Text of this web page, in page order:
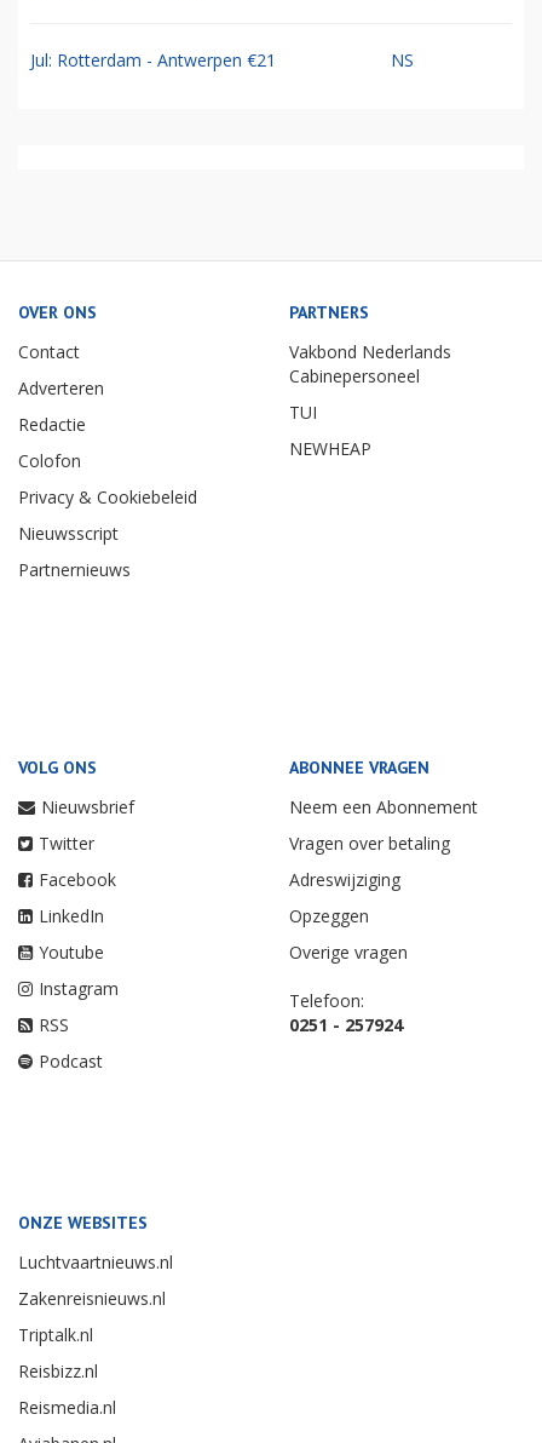
Jul: Rotterdam - Antwerpen €21 NS
OVER ONS
Contact
Adverteren
Redactie
Colofon
Privacy & Cookiebeleid
Nieuwsscript
Partnernieuws
PARTNERS
Vakbond Nederlands
Cabinepersoneel
TUI
NEWHEAP
VOLG ONS
Nieuwsbrief
Twitter
Facebook
LinkedIn
Youtube
Instagram
RSS
Podcast
ABONNEE VRAGEN
Neem een Abonnement
Vragen over betaling
Adreswijziging
Opzeggen
Overige vragen
Telefoon:
0251 - 257924
ONZE WEBSITES
Luchtvaartnieuws.nl
Zakenreisnieuws.nl
Triptalk.nl
Reisbizz.nl
Reismedia.nl